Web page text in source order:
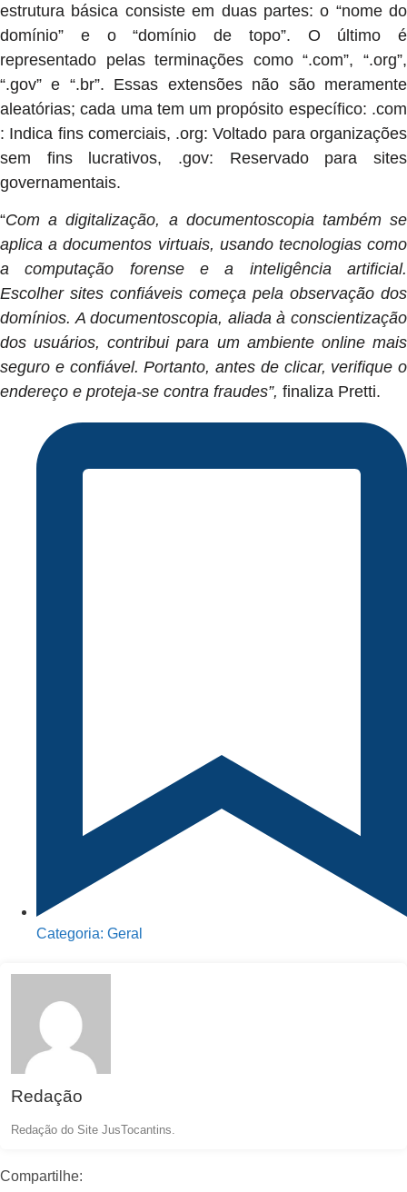
estrutura básica consiste em duas partes: o “nome do
domínio” e o “domínio de topo”. O último é
representado pelas terminações como “.com”, “.org”,
“.gov” e “.br”. Essas extensões não são meramente
aleatórias; cada uma tem um propósito específico: .com
: Indica fins comerciais, .org: Voltado para organizações
sem fins lucrativos, .gov: Reservado para sites
governamentais.
“Com a digitalização, a documentoscopia também se
aplica a documentos virtuais, usando tecnologias como
a computação forense e a inteligência artificial.
Escolher sites confiáveis começa pela observação dos
domínios. A documentoscopia, aliada à conscientização
dos usuários, contribui para um ambiente online mais
seguro e confiável. Portanto, antes de clicar, verifique o
endereço e proteja-se contra fraudes”, finaliza Pretti.
Categoria: Geral
Redação
Redação do Site JusTocantins.
Compartilhe: